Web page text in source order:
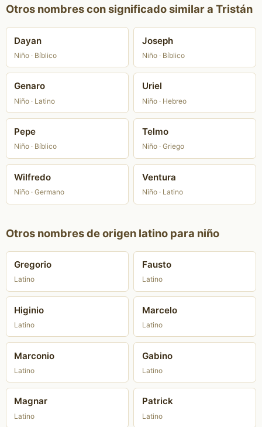
Otros nombres con significado similar a Tristán
Dayan
Niño · Bíblico
Joseph
Niño · Bíblico
Genaro
Niño · Latino
Uriel
Niño · Hebreo
Pepe
Niño · Bíblico
Telmo
Niño · Griego
Wilfredo
Niño · Germano
Ventura
Niño · Latino
Otros nombres de origen latino para niño
Gregorio
Latino
Fausto
Latino
Higinio
Latino
Marcelo
Latino
Marconio
Latino
Gabino
Latino
Magnar
Latino
Patrick
Latino